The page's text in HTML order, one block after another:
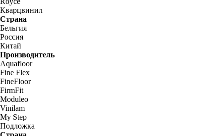
Кварцвинил
Страна
Бельгия
Россия
Китай
Производитель
Aquafloor
Fine Flex
FineFloor
FirmFit
Moduleo
Vinilam
My Step
Подложка